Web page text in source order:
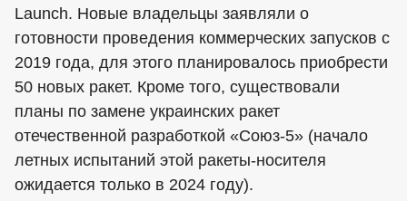
Launch. Новые владельцы заявляли о
готовности проведения коммерческих запусков с
2019 года, для этого планировалось приобрести
50 новых ракет. Кроме того, существовали
планы по замене украинских ракет
отечественной разработкой «Союз-5» (начало
летных испытаний этой ракеты-носителя
ожидается только в 2024 году).